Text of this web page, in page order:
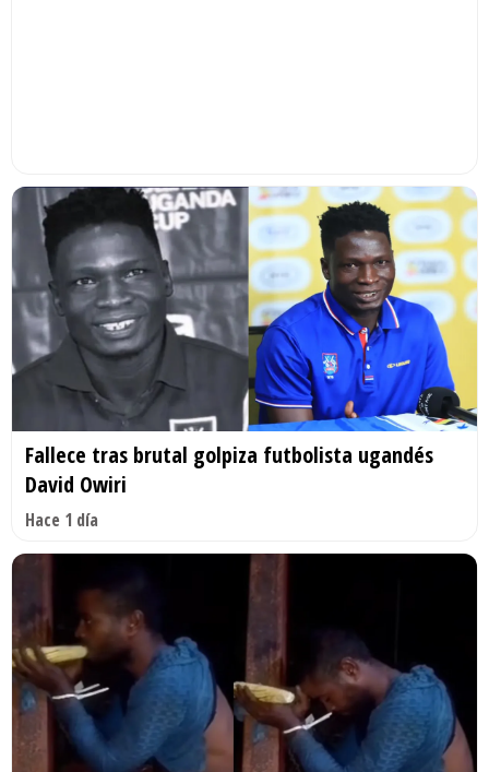
Fallece tras brutal golpiza futbolista ugandés
David Owiri
Hace 1 día